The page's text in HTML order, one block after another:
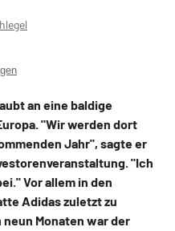
an eine baldige
"Wir werden dort
Jahr", sagte er
"Ich
Vor allem in den
Adidas zuletzt zu
Monaten war der